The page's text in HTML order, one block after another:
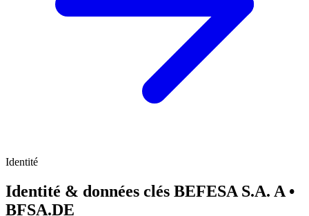
Identité
Identité & données clés BEFESA S.A. A •
BFSA.DE